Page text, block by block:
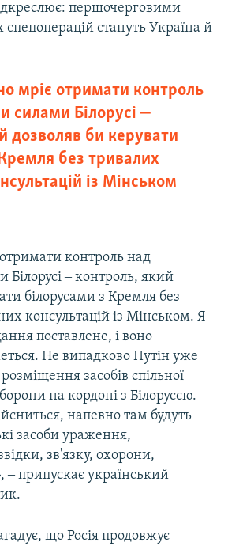
першочерговими
спецоперацій стануть Україна й
мріє отримати контроль
силами Білорусі ‒
дозволяв би керувати
без тривалих
із Мінськом
контроль над
‒ контроль, який
білорусами з Кремля без
консультацій із Мінськом. Я
поставлене, і воно
Не випадково Путін уже
засобів спільної
на кордоні з Білоруссю.
напевно там будуть
засоби ураження,
зв'язку, охорони,
‒ припускає український
що Росія продовжує